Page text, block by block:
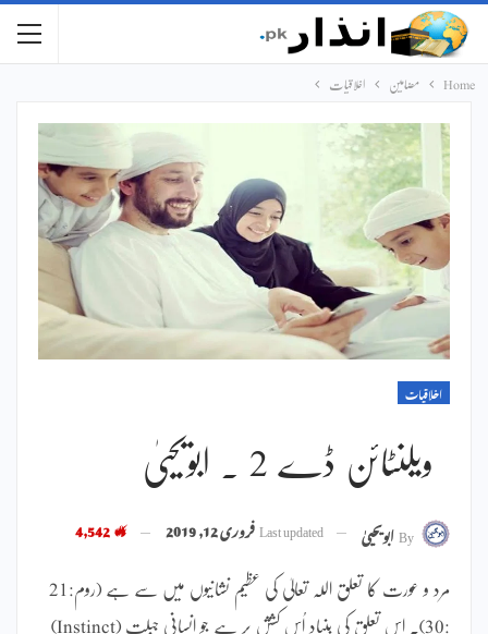
Home مضامین اخلاقیات
اخلاقیات
ویلنٹائن ڈے 2 ۔ ابویحییٰ
Byابویحییٰ Last updatedفروری 12, 2019
مرد و عورت کا تعلق اللہ تعالیٰ کی عظیم نشانیوں میں سے ہے (روم:21
:30)۔ اس تعلق کی بنیاد اُس کشش پر ہے جو انسانی جبلت (Instinct)